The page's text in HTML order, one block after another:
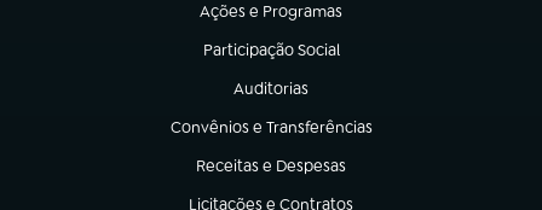
Ações e Programas
(abre em nova aba)
Participação Social
(abre em nova aba)
Auditorias
(abre em nova aba)
Convênios e Transferências
(abre em nova aba)
Receitas e Despesas
(abre em nova aba)
Licitações e Contratos